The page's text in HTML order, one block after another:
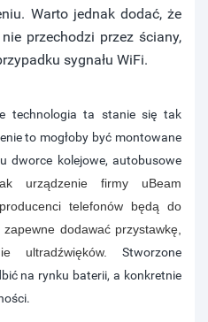
Warto jednak dodać, że
przechodzi przez ściany,
sygnału WiFi.
technologia ta stanie się tak
to mogłoby być montowane
dworce kolejowe, autobusowe
urządzenie firmy uBeam
telefonów będą do
dodawać przystawkę,
ultradźwięków. Stworzone
na rynku baterii, a konkretnie